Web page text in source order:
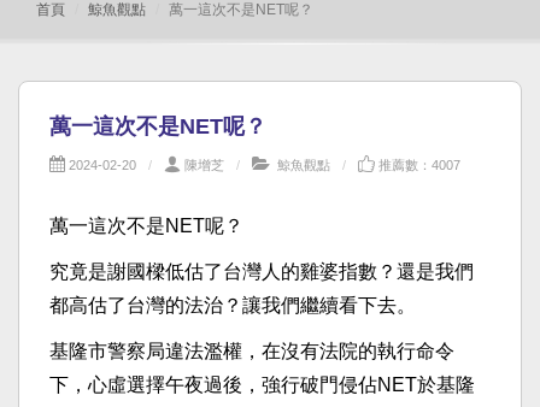
首頁 鯨魚觀點 萬一這次不是NET呢？
萬一這次不是NET呢？
2024-02-20 陳增芝 鯨魚觀點 推薦數：4007
萬一這次不是NET呢？
究竟是謝國樑低估了台灣人的雞婆指數？還是我們
都高估了台灣的法治？讓我們繼續看下去。
基隆市警察局違法濫權，在沒有法院的執行命令
下，心虛選擇午夜過後，強行破門侵佔NET於基隆